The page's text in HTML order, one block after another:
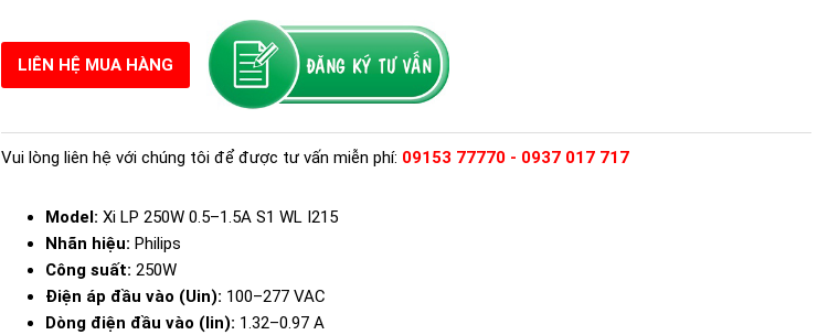
LIÊN HỆ MUA HÀNG
Vui lòng liên hệ với chúng tôi để được tư vấn miễn phí: 09153 77770 - 0937 017 717
Model: Xi LP 250W 0.5–1.5A S1 WL I215
Nhãn hiệu: Philips
Công suất: 250W
Điện áp đầu vào (Uin): 100–277 VAC
Dòng điện đầu vào (Iin): 1.32–0.97 A